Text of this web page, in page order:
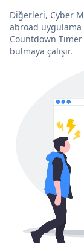
Diğerleri, Cyber
abroad uygulama
Countdown
bulmaya çalışır.